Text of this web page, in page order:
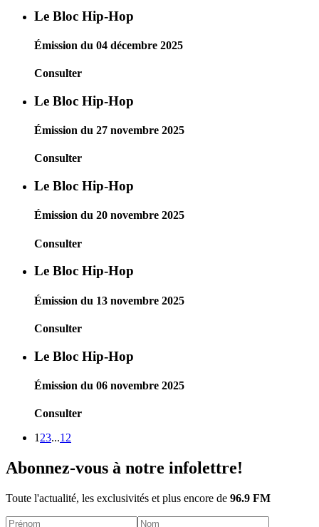
Le Bloc Hip-Hop
Émission du 04 décembre 2025
Consulter
Le Bloc Hip-Hop
Émission du 27 novembre 2025
Consulter
Le Bloc Hip-Hop
Émission du 20 novembre 2025
Consulter
Le Bloc Hip-Hop
Émission du 13 novembre 2025
Consulter
Le Bloc Hip-Hop
Émission du 06 novembre 2025
Consulter
1 23...12
Abonnez-vous à notre infolettre!
Toute l'actualité, les exclusivités et plus encore de 96.9 FM